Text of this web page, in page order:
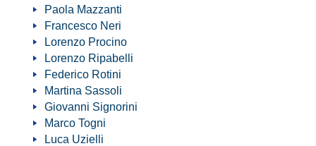
Paola Mazzanti
Francesco Neri
Lorenzo Procino
Lorenzo Ripabelli
Federico Rotini
Martina Sassoli
Giovanni Signorini
Marco Togni
Luca Uzielli